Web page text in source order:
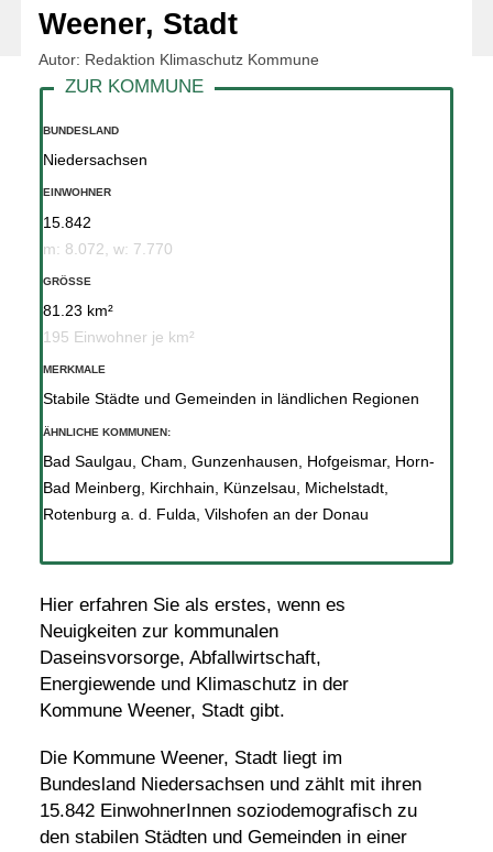
Weener, Stadt
Autor: Redaktion Klimaschutz Kommune
Hier erfahren Sie als erstes, wenn es
Neuigkeiten zur kommunalen
Daseinsvorsorge, Abfallwirtschaft,
Energiewende und Klimaschutz in der
Kommune Weener, Stadt gibt.
Die Kommune Weener, Stadt liegt im
Bundesland Niedersachsen und zählt mit ihren
15.842 EinwohnerInnen soziodemografisch zu
den stabilen Städten und Gemeinden in einer
BUNDESLAND
Niedersachsen
EINWOHNER
15.842
m: 8.072, w: 7.770
GRÖSSE
81.23 km²
195 Einwohner je km²
MERKMALE
Stabile Städte und Gemeinden in ländlichen Regionen
ÄHNLICHE KOMMUNEN:
Bad Saulgau Cham Gunzenhausen Hofgeismar, Horn-
Bad Meinberg
Kirchhain Künzelsau Michelstadt,
Rotenburg a. d. Fulda Vilshofen an der Donau